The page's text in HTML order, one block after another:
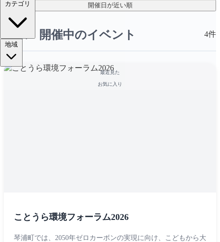
最近見た
お気に入り
開催日が近い順
未来・開催中のイベント 4件
ことうら環境フォーラム2026
琴浦町では、2050年ゼロカーボンの実現に向け、こどもから大